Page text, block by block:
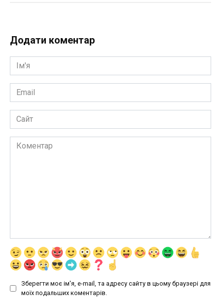
Додати коментар
Ім'я
*
Email
*
Сайт
Коментар
Зберегти моє ім'я, e-mail, та адресу сайту в цьому браузері для
моїх подальших коментарів.